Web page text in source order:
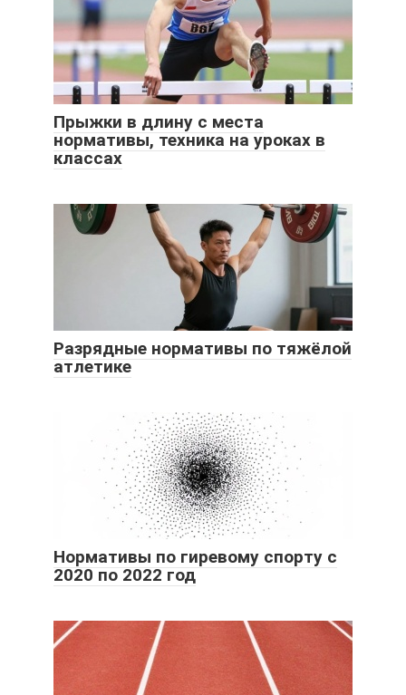
Прыжки в длину с места
нормативы, техника на уроках в
классах
Разрядные нормативы по тяжёлой
атлетике
Нормативы по гиревому спорту с
2020 по 2022 год